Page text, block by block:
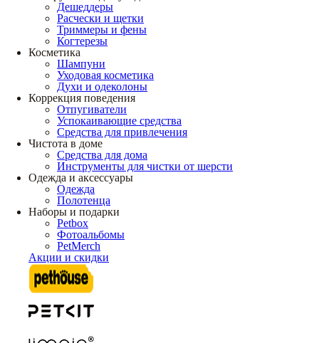
Дешеддеры
Расчески и щетки
Триммеры и фены
Когтерезы
Косметика
Шампуни
Уходовая косметика
Духи и одеколоны
Коррекция поведения
Отпугиватели
Успокаивающие средства
Средства для привлечения
Чистота в доме
Средства для дома
Инструменты для чистки от шерсти
Одежда и аксессуары
Одежда
Полотенца
Наборы и подарки
Petbox
Фотоальбомы
PetMerch
Акции и скидки